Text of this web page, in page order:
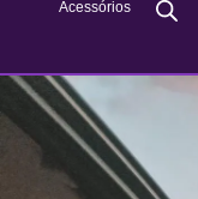
Acessórios